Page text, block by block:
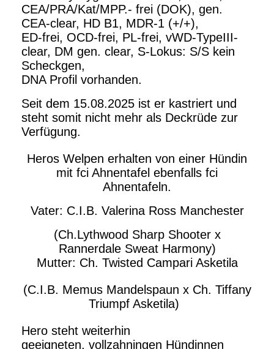
CEA/PRA/Kat/MPP.- frei (DOK), gen.
CEA-clear, HD B1, MDR-1 (+/+),
ED-frei, OCD-frei, PL-frei, vWD-TypeIII-
clear, DM gen. clear, S-Lokus: S/S kein
Scheckgen,
DNA Profil vorhanden.
Seit dem 15.08.2025 ist er kastriert und
steht somit nicht mehr als Deckrüde zur
Verfügung.
Heros Welpen erhalten von einer Hündin
mit fci Ahnentafel ebenfalls fci
Ahnentafeln.
Vater: C.I.B. Valerina Ross Manchester
(Ch.Lythwood Sharp Shooter x
Rannerdale Sweat Harmony)
Mutter: Ch. Twisted Campari Asketila
(C.I.B. Memus Mandelspaun x Ch. Tiffany
Triumpf Asketila)
Hero steht weiterhin
geeigneten, vollzahningen Hündinnen